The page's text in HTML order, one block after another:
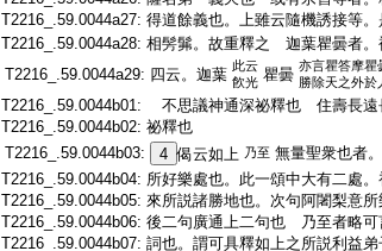
T2216_.59.0044a27: 得道餘義也。上雖云隨機誘接等。
T2216_.59.0044a28: 相髣髴。故重釋之 迦葉瞿曇者。
T2216_.59.0044a29: 四云。迦葉 此云
飮光 瞿曇 亦言瞿答摩瞿
勝除天之外於
T2216_.59.0044b01:
不思議神通深祕釋也 住壽長遠
T2216_.59.0044b02: 祕釋也
T2216_.59.0044b03:
4 偈云如上 乃至 無量聖衆也者
T2216_.59.0044b04: 所好樂處也。此一頌中大有二處
T2216_.59.0044b05: 來所説諸勝地也。次句阿闍梨意所
T2216_.59.0044b06: 後二句廣通上二句也 乃至者略可
T2216_.59.0044b07: 詞也。謂可具釋如上之所説利益弟